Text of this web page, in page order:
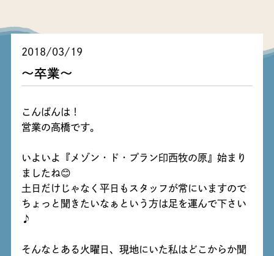
2018/03/19
～卒業～
こんばんは！
営業の高橋です。
いよいよ『メゾン・ド・プラン印西牧の原 』始まり
ましたね😊
土日だけじゃなく平日もスタッフが常にいますので
ちょっと聞きたいなぁという方は足を運んで下さい
♪
そんなとある火曜日、現地にいた私はどこからか聞